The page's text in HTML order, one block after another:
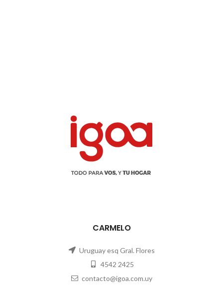
CARMELO
Uruguay esq Gral. Flores
4542 2425
contacto@igoa.com.uy